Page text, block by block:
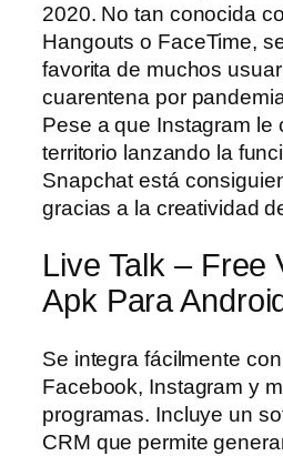
2020. No tan conocida
Hangouts o FaceTime,
favorita de muchos
cuarentena por
Pese a que Instagram le
territorio lanzando la
Snapchat está
gracias a la creatividad
Live Talk – Free
Apk Para Android
Se integra fácilmente
Facebook, Instagram y
programas. Incluye un
CRM que permite